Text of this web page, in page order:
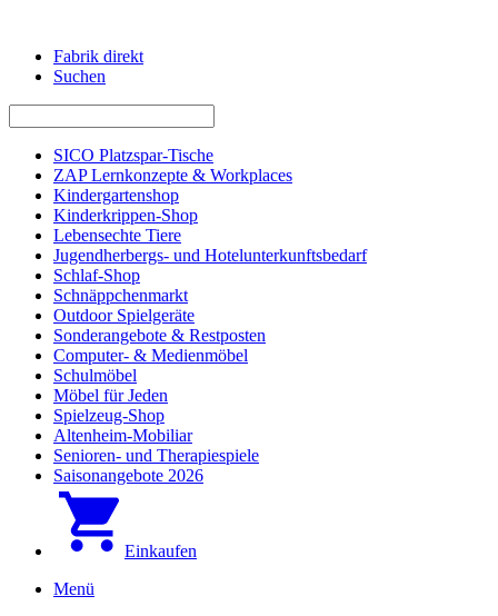
Fabrik direkt
Suchen
SICO Platzspar-Tische
ZAP Lernkonzepte & Workplaces
Kindergartenshop
Kinderkrippen-Shop
Lebensechte Tiere
Jugendherbergs- und Hotelunterkunftsbedarf
Schlaf-Shop
Schnäppchenmarkt
Outdoor Spielgeräte
Sonderangebote & Restposten
Computer- & Medienmöbel
Schulmöbel
Möbel für Jeden
Spielzeug-Shop
Altenheim-Mobiliar
Senioren- und Therapiespiele
Saisonangebote 2026
Einkaufen
Menü